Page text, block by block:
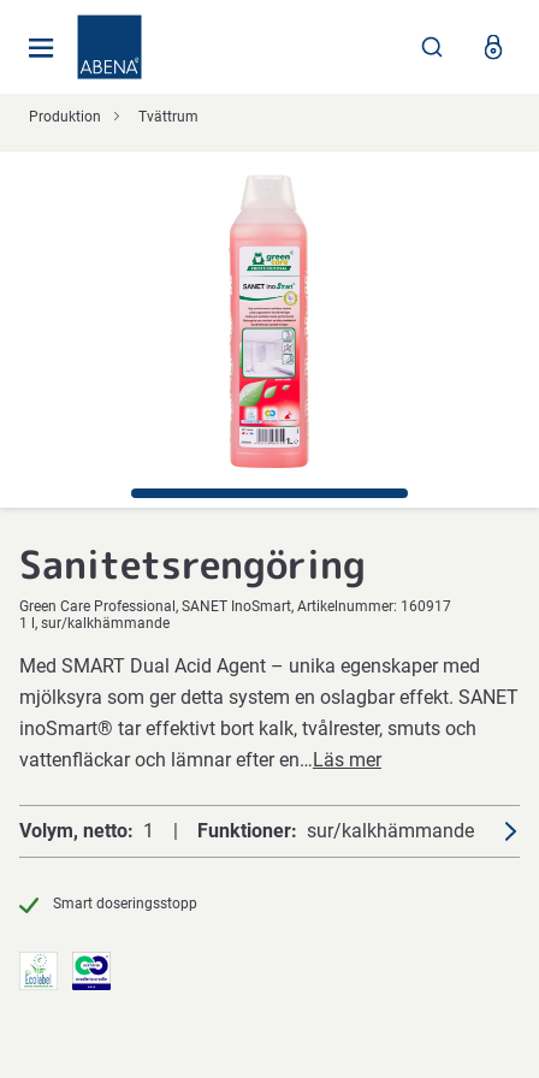
Produktion Tvättrum
Sanitetsrengöring
Green Care Professional SANET InoSmart Artikelnummer: 160917
1 l, sur/kalkhämmande
Med SMART Dual Acid Agent – unika egenskaper med
mjölksyra som ger detta system en oslagbar effekt. SANET
inoSmart® tar effektivt bort kalk, tvålrester, smuts och
vattenfläckar och lämnar efter en…Läs mer
Volym, netto 1 Funktioner sur/kalkhämmande
Smart doseringsstopp